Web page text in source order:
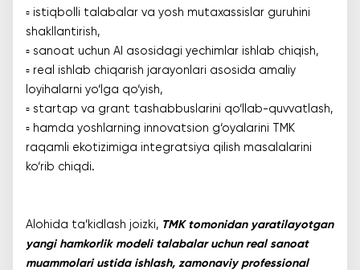
▫️ istiqbolli talabalar va yosh mutaxassislar guruhini
shakllantirish,
▫️ sanoat uchun AI asosidagi yechimlar ishlab chiqish,
▫️ real ishlab chiqarish jarayonlari asosida amaliy
loyihalarni yo‘lga qo‘yish,
▫️ startap va grant tashabbuslarini qo‘llab-quvvatlash,
▫️ hamda yoshlarning innovatsion g‘oyalarini TMK
raqamli ekotizimiga integratsiya qilish masalalarini
ko‘rib chiqdi.
Alohida ta’kidlash joizki, TMK tomonidan yaratilayotgan
yangi hamkorlik modeli talabalar uchun real sanoat
muammolari ustida ishlash, zamonaviy professional